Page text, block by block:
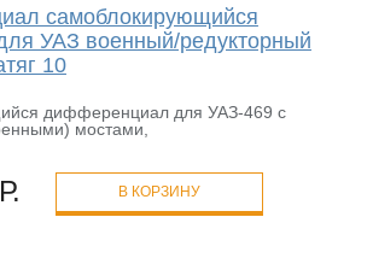
самоблокирующийся
УАЗ военный/редукторный
10
дифференциал для УАЗ-469 с
мостами,
В КОРЗИНУ